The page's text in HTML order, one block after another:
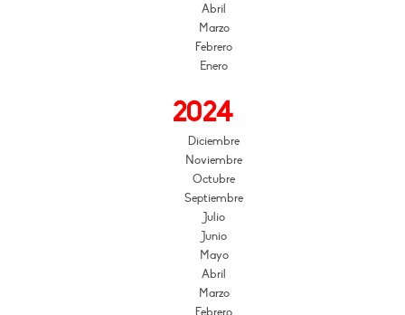
Abril
Marzo
Febrero
Enero
2024
Diciembre
Noviembre
Octubre
Septiembre
Julio
Junio
Mayo
Abril
Marzo
Febrero